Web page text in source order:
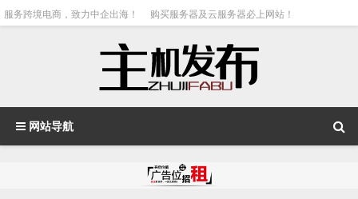
服务跨境电商，致力中企出海！ 购买服务器及云服务器必上网站！
网站导航